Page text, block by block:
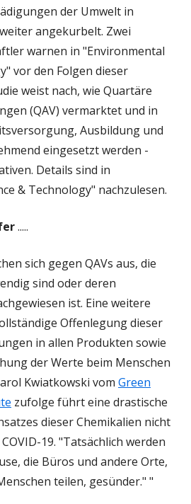
der Umwelt in
angekurbelt. Zwei
warnen in "Environmental
vor den Folgen dieser
weist nach, wie Quartäre
(QAV) vermarktet und in
Ausbildung und
eingesetzt werden -
Details sind in
& Technology" nachzulesen.
.....
sich gegen QAVs aus, die
sind oder deren
ist. Eine weitere
Offenlegung dieser
in allen Produkten sowie
der Werte beim Menschen
Kwiatkowski vom Green
zufolge führt eine drastische
dieser Chemikalien nicht
19. "Tatsächlich werden
die Büros und andere Orte,
teilen, gesünder." "